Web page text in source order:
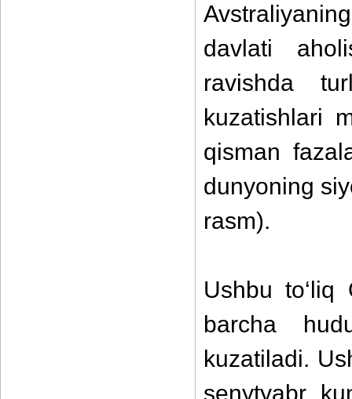
davlati
ravishda
kuzatishlari
qisman
dunyoning
rasm).
Ushbu to‘liq
barcha
kuzatiladi.
senytyabr